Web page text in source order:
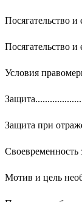
Посягательство
Посягательство и
Условия
Защита при
Мотив и цель